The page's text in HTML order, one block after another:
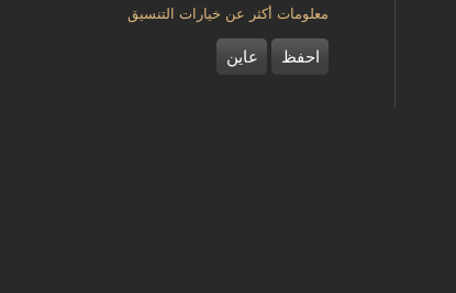
معلومات أكثر عن خيارات التنسيق